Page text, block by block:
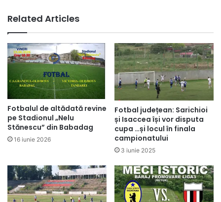
Related Articles
Fotbalul de altădată revine
pe Stadionul „Nelu
Stănescu” din Babadag
16 iunie 2026
Fotbal județean: Sarichioi
și Isaccea își vor disputa
cupa …și locul în finala
campionatului
3 iunie 2025